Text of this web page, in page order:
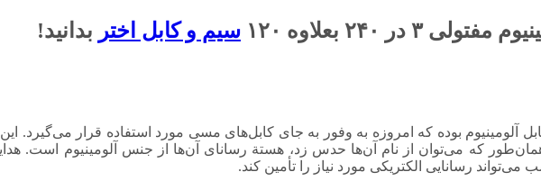
در ۲۴۰ بعلاوه ۱۲۰ سیم و کابل اختر بدانید!
آلومینیوم بوده که امروزه به وفور به جای کابل‌های مسی مورد استفاده قرار می‌گیرد.
که می‌توان از نام آن‌ها حدس زد، هستة رسانای آن‌ها از جنس آلومینیوم است.
رسانایی الکتریکی مورد نیاز را تأمین کند.